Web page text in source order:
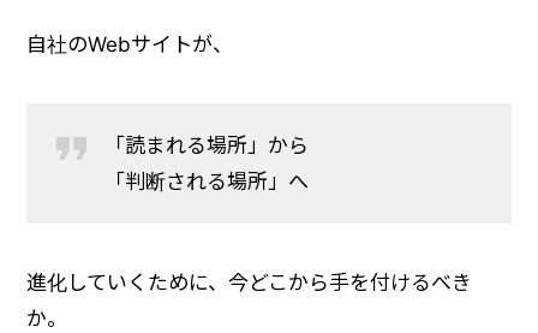
自社のWebサイトが、
「読まれる場所」から
「判断される場所」へ
進化していくために、今どこから手を付けるべき
か。